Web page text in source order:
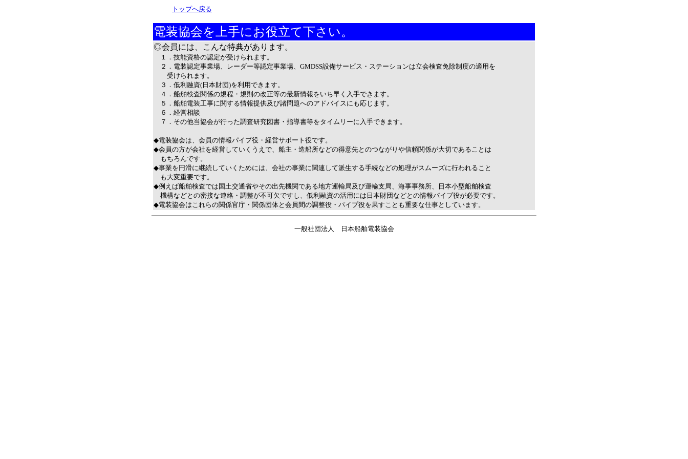
トップへ戻る
電装協会を上手にお役立て下さい。
◎会員には、こんな特典があります。
１．技能資格の認定が受けられます。
２．電装認定事業場、レーダー等認定事業場、GMDSS設備サービス・ステーションは立会検査免除制度の適用を
受けられます。
３．低利融資(日本財団)を利用できます。
４．船舶検査関係の規程・規則の改正等の最新情報をいち早く入手できます。
５．船舶電装工事に関する情報提供及び諸問題へのアドバイスにも応じます。
６．経営相談
７．その他当協会が行った調査研究図書・指導書等をタイムリーに入手できます。
◆電装協会は、会員の情報パイプ役・経営サポート役です。
◆会員の方が会社を経営していくうえで、船主・造船所などの得意先とのつながりや信頼関係が大切であることは
もちろんです。
◆事業を円滑に継続していくためには、会社の事業に関連して派生する手続などの処理がスムーズに行われること
も大変重要です。
◆例えば船舶検査では国土交通省やその出先機関である地方運輸局及び運輸支局、海事事務所、日本小型船舶検査
機構などとの密接な連絡・調整が不可欠ですし、低利融資の活用には日本財団などとの情報パイプ役が必要です。
◆電装協会はこれらの関係官庁・関係団体と会員間の調整役・パイプ役を果すことも重要な仕事としています。
一般社団法人 日本船舶電装協会